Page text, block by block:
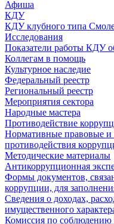
Афиша
КДУ
КДУ клубного типа
Исследования
Показатели работы КДУ
Коллегам в помощь
Культурное наследие
Федеральный реестр
Региональный реестр
Мероприятия сектора
Народные мастера
Противодействие
Нормативные правовые и
противодействия
Методические материалы
Антикоррупционная
Формы документов,
коррупции, для
Сведения о доходах,
имущественного
Комиссия по соблюдению